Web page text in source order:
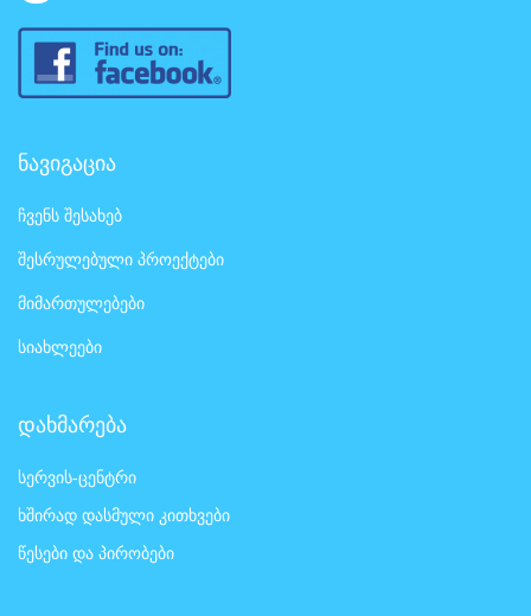
ნავიგაცია
ჩვენს შესახებ
შესრულებული პროექტები
მიმართულებები
სიახლეები
დახმარება
სერვის-ცენტრი
ხშირად დასმული კითხვები
წესები და პირობები